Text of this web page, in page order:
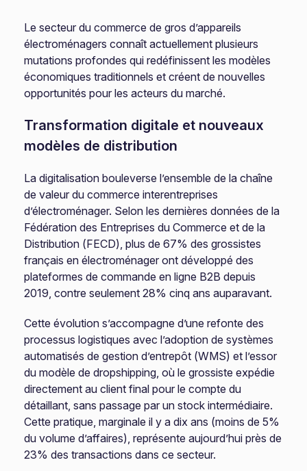
Le secteur du commerce de gros d’appareils
électroménagers connaît actuellement plusieurs
mutations profondes qui redéfinissent les modèles
économiques traditionnels et créent de nouvelles
opportunités pour les acteurs du marché.
Transformation digitale et nouveaux
modèles de distribution
La digitalisation bouleverse l’ensemble de la chaîne
de valeur du commerce interentreprises
d’électroménager. Selon les dernières données de la
Fédération des Entreprises du Commerce et de la
Distribution (FECD), plus de 67% des grossistes
français en électroménager ont développé des
plateformes de commande en ligne B2B depuis
2019, contre seulement 28% cinq ans auparavant.
Cette évolution s’accompagne d’une refonte des
processus logistiques avec l’adoption de systèmes
automatisés de gestion d’entrepôt (WMS) et l’essor
du modèle de dropshipping, où le grossiste expédie
directement au client final pour le compte du
détaillant, sans passage par un stock intermédiaire.
Cette pratique, marginale il y a dix ans (moins de 5%
du volume d’affaires), représente aujourd’hui près de
23% des transactions dans ce secteur.